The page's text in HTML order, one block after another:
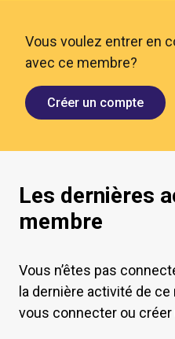
Vous voulez entrer en
avec ce membre?
Créer un compte
Les dernières
membre
Vous n’êtes pas
la dernière activité de
vous connecter ou